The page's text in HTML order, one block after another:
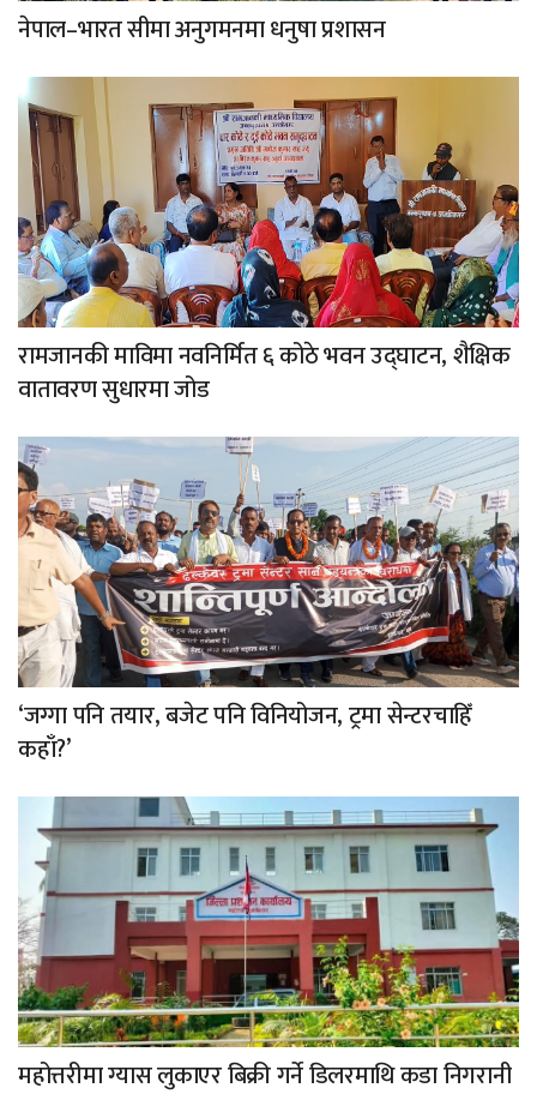
नेपाल–भारत सीमा अनुगमनमा धनुषा प्रशासन
रामजानकी माविमा नवनिर्मित ६ कोठे भवन उद्घाटन, शैक्षिक
वातावरण सुधारमा जोड
‘जग्गा पनि तयार, बजेट पनि विनियोजन, ट्रमा सेन्टरचाहिँ
कहाँ?’
महोत्तरीमा ग्यास लुकाएर बिक्री गर्ने डिलरमाथि कडा निगरानी